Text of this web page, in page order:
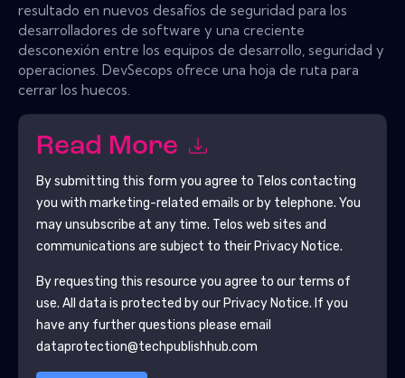
resultado en nuevos desafíos de seguridad para los
desarrolladores de software y una creciente
desconexión entre los equipos de desarrollo, seguridad y
operaciones. DevSecops ofrece una hoja de ruta para
cerrar los huecos.
Read More
By submitting this form you agree to Telos contacting
you with marketing-related emails or by telephone. You
may unsubscribe at any time. Telos web sites and
communications are subject to their Privacy Notice.
By requesting this resource you agree to our terms of
use. All data is protected by our Privacy Notice. If you
have any further questions please email
dataprotection@techpublishhub.com